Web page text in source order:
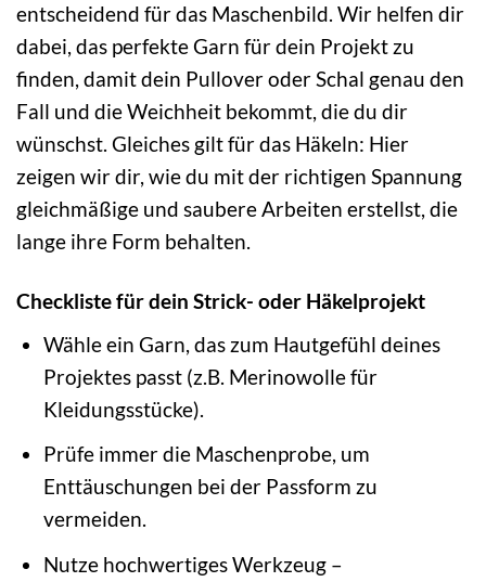
entscheidend für das Maschenbild. Wir helfen dir
dabei, das perfekte Garn für dein Projekt zu
finden, damit dein Pullover oder Schal genau den
Fall und die Weichheit bekommt, die du dir
wünschst. Gleiches gilt für das Häkeln: Hier
zeigen wir dir, wie du mit der richtigen Spannung
gleichmäßige und saubere Arbeiten erstellst, die
lange ihre Form behalten.
Checkliste für dein Strick- oder Häkelprojekt
Wähle ein Garn, das zum Hautgefühl deines
Projektes passt (z.B. Merinowolle für
Kleidungsstücke).
Prüfe immer die Maschenprobe, um
Enttäuschungen bei der Passform zu
vermeiden.
Nutze hochwertiges Werkzeug –